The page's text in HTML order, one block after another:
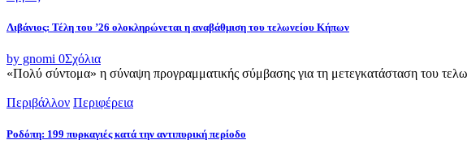
Λιβάνιος: Τέλη του ’26 ολοκληρώνεται η αναβάθμιση του τελωνείου Κήπων
by gnomi 0Σχόλια
«Πολύ σύντομα» η σύναψη προγραμματικής σύμβασης για τη μετεγκατάσταση του
Περιβάλλον Περιφέρεια
Ροδόπη: 199 πυρκαγιές κατά την αντιπυρική περίοδο